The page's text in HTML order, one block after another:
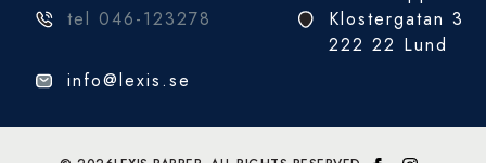
tel 046-123278
Klostergatan 3
222 22 Lund
info@lexis.se